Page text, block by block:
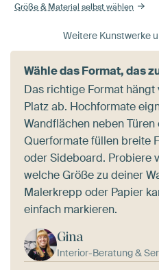
Größe & Material selbst wählen
Weitere Kunstwerke
Wähle das Format, das
Das richtige Format
Platz ab. Hochformate
Wandflächen neben Türen
Querformate füllen breite
oder Sideboard. Probiere
welche Größe zu deiner
Malerkrepp oder Papier
einfach markieren.
Gina
Interior-Beratung &